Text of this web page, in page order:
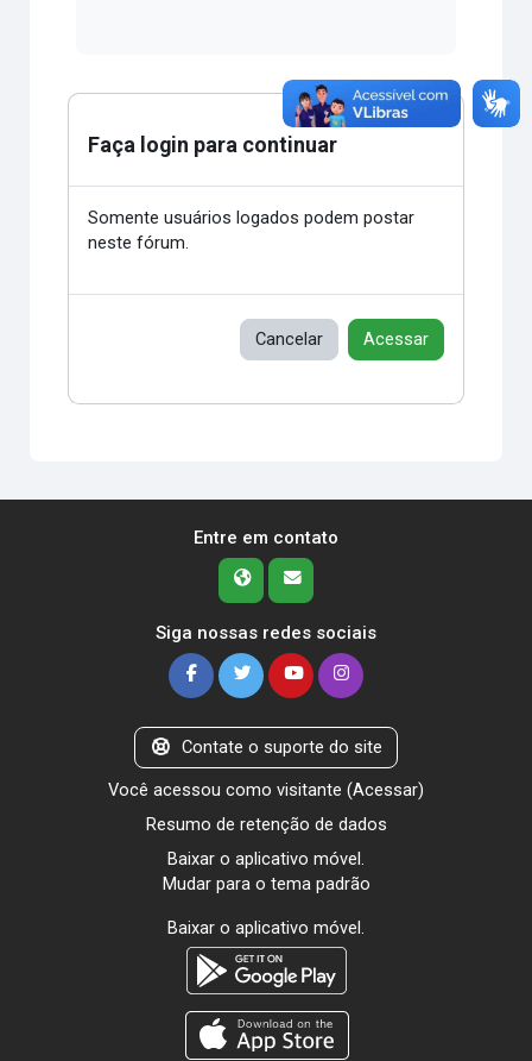
Faça login para continuar
Somente usuários logados podem postar
neste fórum.
Cancelar Acessar
Entre em contato
Siga nossas redes sociais
Contate o suporte do site
Você acessou como visitante (Acessar)
Resumo de retenção de dados
Baixar o aplicativo móvel.
Mudar para o tema padrão
Baixar o aplicativo móvel.